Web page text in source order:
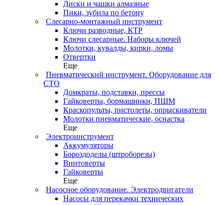
Диски и чашки алмазные
Пики, зубила по бетону
Слесарно-монтажный инструмент
Ключи разводные, КТР
Ключи слесарные. Наборы ключей
Молотки, кувалды, кирки, ломы
Отвертки
Еще
Пневматический инструмент. Оборудование для
СТО
Домкраты, подставки, прессы
Гайковерты, бормашинки, ПШМ
Краскопульты, пистолеты, опрыскиватели
Молотки пневматические, оснастка
Еще
Электроинструмент
Аккумуляторы
Бороздоделы (штроборезы)
Винтоверты
Гайковерты
Еще
Насосное оборудование. Электродвигатели
Насосы для перекачки технических